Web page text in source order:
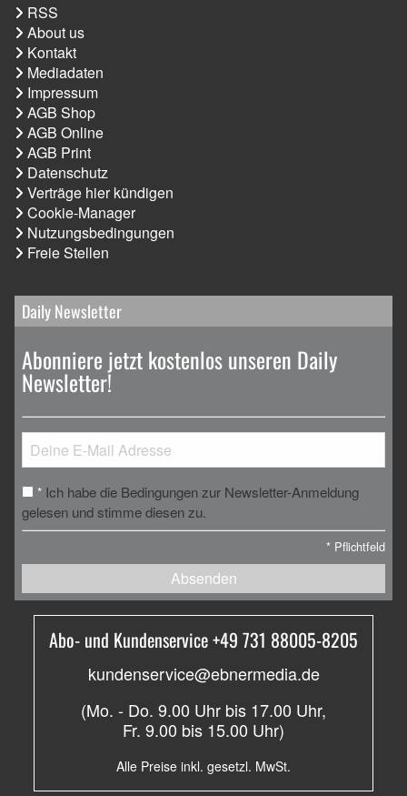
RSS
About us
Kontakt
Mediadaten
Impressum
AGB Shop
AGB Online
AGB Print
Datenschutz
Verträge hier kündigen
Cookie-Manager
Nutzungsbedingungen
Freie Stellen
Daily Newsletter
Abonniere jetzt kostenlos unseren Daily
Newsletter!
* Ich habe die Bedingungen zur Newsletter-Anmeldung
gelesen und stimme diesen zu.
* Pflichtfeld
Absenden
Abo- und Kundenservice +49 731 88005-8205
kundenservice@ebnermedia.de
(Mo. - Do. 9.00 Uhr bis 17.00 Uhr,
Fr. 9.00 bis 15.00 Uhr)
Alle Preise inkl. gesetzl. MwSt.